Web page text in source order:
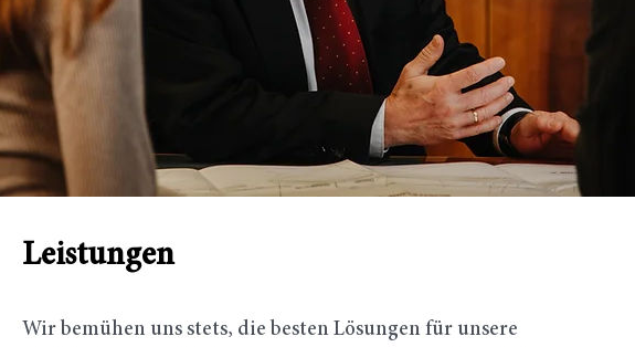
Leistungen
Wir bemühen uns stets, die besten Lösungen für unsere